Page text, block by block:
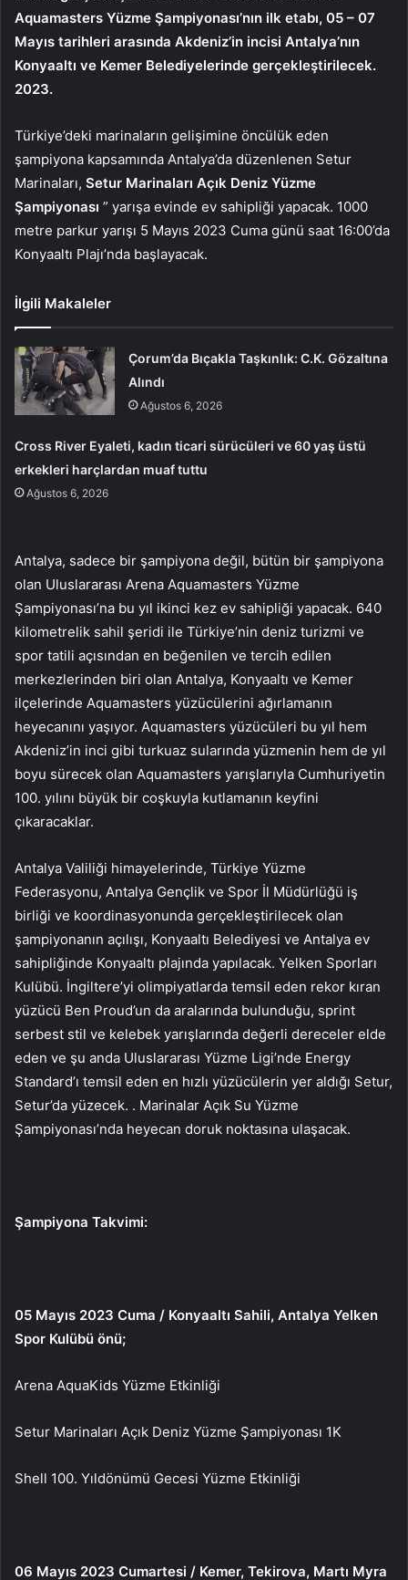
Aquamasters Yüzme Şampiyonası’nın ilk etabı, 05 – 07
Mayıs tarihleri ​​arasında Akdeniz’in incisi Antalya’nın
Konyaaltı ve Kemer Belediyelerinde gerçekleştirilecek.
2023.
Türkiye’deki marinaların gelişimine öncülük eden
şampiyona kapsamında Antalya’da düzenlenen Setur
Marinaları, Setur Marinaları Açık Deniz Yüzme
Şampiyonası ” yarışa evinde ev sahipliği yapacak. 1000
metre parkur yarışı 5 Mayıs 2023 Cuma günü saat 16:00’da
Konyaaltı Plajı’nda başlayacak.
İlgili Makaleler
Çorum’da Bıçakla Taşkınlık: C.K. Gözaltına
Alındı
Ağustos 6, 2026
Cross River Eyaleti, kadın ticari sürücüleri ve 60 yaş üstü
erkekleri harçlardan muaf tuttu
Ağustos 6, 2026
Antalya, sadece bir şampiyona değil, bütün bir şampiyona
olan Uluslararası Arena Aquamasters Yüzme
Şampiyonası’na bu yıl ikinci kez ev sahipliği yapacak. 640
kilometrelik sahil şeridi ile Türkiye’nin deniz turizmi ve
spor tatili açısından en beğenilen ve tercih edilen
merkezlerinden biri olan Antalya, Konyaaltı ve Kemer
ilçelerinde Aquamasters yüzücülerini ağırlamanın
heyecanını yaşıyor. Aquamasters yüzücüleri bu yıl hem
Akdeniz’in inci gibi turkuaz sularında yüzmenin hem de yıl
boyu sürecek olan Aquamasters yarışlarıyla Cumhuriyetin
100. yılını büyük bir coşkuyla kutlamanın keyfini
çıkaracaklar.
Antalya Valiliği himayelerinde, Türkiye Yüzme
Federasyonu, Antalya Gençlik ve Spor İl Müdürlüğü iş
birliği ve koordinasyonunda gerçekleştirilecek olan
şampiyonanın açılışı, Konyaaltı Belediyesi ve Antalya ev
sahipliğinde Konyaaltı plajında ​​yapılacak. Yelken Sporları
Kulübü. İngiltere’yi olimpiyatlarda temsil eden rekor kıran
yüzücü Ben Proud’un da aralarında bulunduğu, sprint
serbest stil ve kelebek yarışlarında değerli dereceler elde
eden ve şu anda Uluslararası Yüzme Ligi’nde Energy
Standard’ı temsil eden en hızlı yüzücülerin yer aldığı Setur,
Setur’da yüzecek. . Marinalar Açık Su Yüzme
Şampiyonası’nda heyecan doruk noktasına ulaşacak.
Şampiyona Takvimi:
05 Mayıs 2023 Cuma / Konyaaltı Sahili, Antalya Yelken
Spor Kulübü önü;
Arena AquaKids Yüzme Etkinliği
Setur Marinaları Açık Deniz Yüzme Şampiyonası 1K
Shell 100. Yıldönümü Gecesi Yüzme Etkinliği
06 Mayıs 2023 Cumartesi / Kemer, Tekirova, Martı Myra